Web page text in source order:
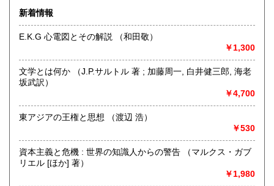
にお問い合わせください。出張費は、無料です。
沿線名：伯備線・桃太郎線(吉備線)
営業時間：9時から17時
定休日：年中無休
不死鳥BOOKSでは、書籍だけでなくCD、DVD、レコード、
ゲーム、おもちゃ、骨董品まであらゆるものの買い取りがで
にお問い合わせください。出張費は、無料です。
新着情報
E.K.G 心電図とその解説 （和田敬）
￥1,300
文学とは何か （J.P.サルトル 著 ; 加藤周一, 白井健三郎, 海老
坂武訳）
￥4,700
東アジアの王権と思想 （渡辺 浩）
￥530
資本主義と危機 : 世界の知識人からの警告 （マルクス・ガブ
リエル [ほか] 著）
￥1,980